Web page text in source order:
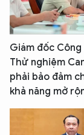
Giám đốc Công
Thử nghiệm
phải bảo đảm
khả năng mở